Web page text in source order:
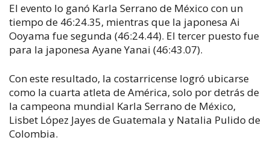
El evento lo ganó Karla Serrano de México con un
tiempo de 46:24.35, mientras que la japonesa Ai
Ooyama fue segunda (46:24.44). El tercer puesto fue
para la japonesa Ayane Yanai (46:43.07).
Con este resultado, la costarricense logró ubicarse
como la cuarta atleta de América, solo por detrás de
la campeona mundial Karla Serrano de México,
Lisbet López Jayes de Guatemala y Natalia Pulido de
Colombia.